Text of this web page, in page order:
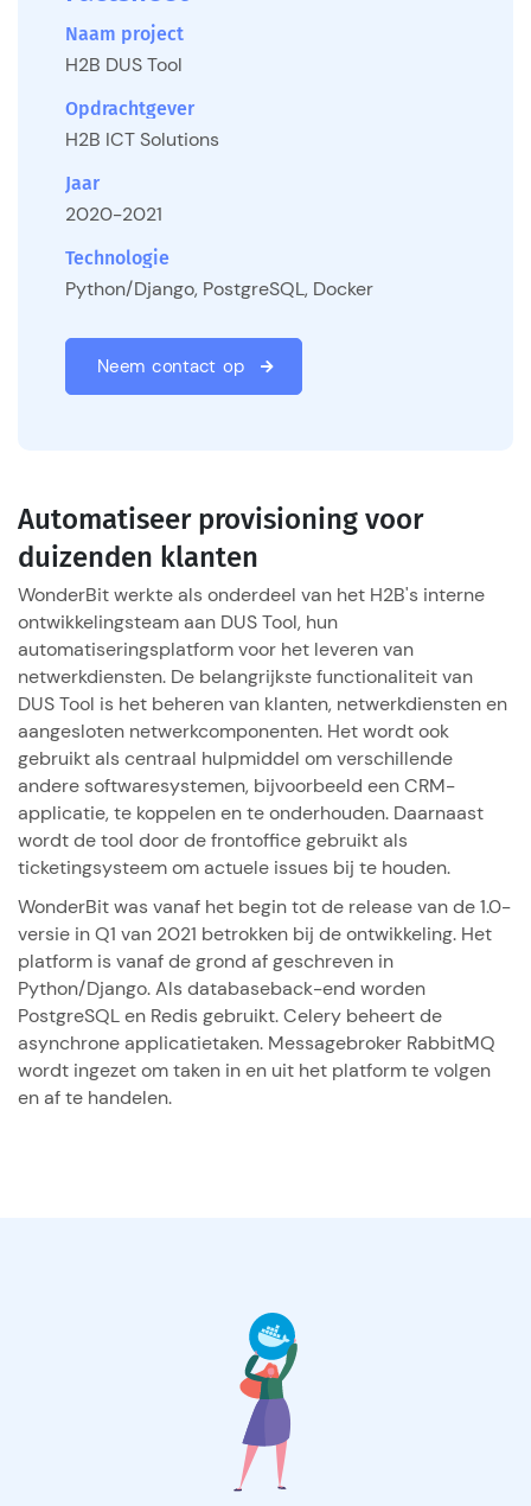
Naam project
H2B DUS Tool
Opdrachtgever
H2B ICT Solutions
Jaar
2020-2021
Technologie
Python/Django, PostgreSQL, Docker
Neem contact op
Automatiseer provisioning voor
duizenden klanten
WonderBit werkte als onderdeel van het H2B's interne
ontwikkelingsteam aan DUS Tool, hun
automatiseringsplatform voor het leveren van
netwerkdiensten. De belangrijkste functionaliteit van
DUS Tool is het beheren van klanten, netwerkdiensten en
aangesloten netwerkcomponenten. Het wordt ook
gebruikt als centraal hulpmiddel om verschillende
andere softwaresystemen, bijvoorbeeld een CRM-
applicatie, te koppelen en te onderhouden. Daarnaast
wordt de tool door de frontoffice gebruikt als
ticketingsysteem om actuele issues bij te houden.
WonderBit was vanaf het begin tot de release van de 1.0-
versie in Q1 van 2021 betrokken bij de ontwikkeling. Het
platform is vanaf de grond af geschreven in
Python/Django. Als databaseback-end worden
PostgreSQL en Redis gebruikt. Celery beheert de
asynchrone applicatietaken. Messagebroker RabbitMQ
wordt ingezet om taken in en uit het platform te volgen
en af te handelen.